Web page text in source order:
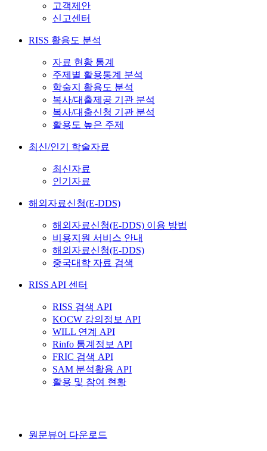
고객제안
신고센터
RISS 활용도 분석
자료 현황 통계
주제별 활용통계 분석
학술지 활용도 분석
복사/대출제공 기관 분석
복사/대출신청 기관 분석
활용도 높은 주제
최신/인기 학술자료
최신자료
인기자료
해외자료신청(E-DDS)
해외자료신청(E-DDS) 이용 방법
비용지원 서비스 안내
해외자료신청(E-DDS)
중국대학 자료 검색
RISS API 센터
RISS 검색 API
KOCW 강의정보 API
WILL 연계 API
Rinfo 통계정보 API
FRIC 검색 API
SAM 분석활용 API
활용 및 참여 현황
원문뷰어 다운로드